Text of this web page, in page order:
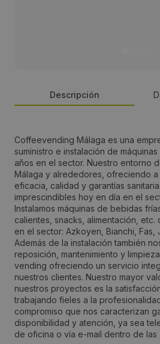
Descripción
Coffeevending Málaga es una
suministro e instalación de
años en el sector. Nuestro entorno
Málaga y alrededores, ofreciendo a
eficacia, calidad y garantías
imprescindibles hoy en día en el
Instalamos máquinas de bebidas
calientes, snacks, alimentación, etc.
en el sector: Azkoyen, Bianchi, Fas,
Además de la instalación también
reposición, mantenimiento y
vending ofreciendo un servicio
nuestros clientes. Nuestro mayor
nuestros proyectos es la
trabajando fieles a la
compromiso que nos caracterizan
disponibilidad y atención, ya sea
de oficina o vía e-mail dentro de las
Persona de contacto:
Sergio Robles Sánchez
Dirección:
Pol. Ind. El Viso, calle Ter, 31
Localidad:
Málaga
Código Postal:
29006